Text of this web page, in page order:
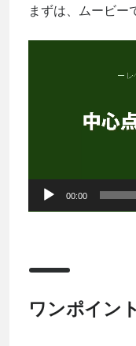
まずは、ムービー
ー
00:00
ワンポイン